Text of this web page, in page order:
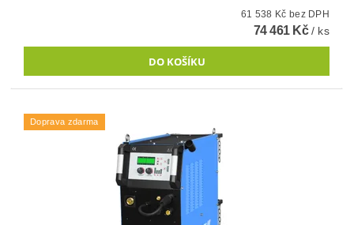
61 538 Kč bez DPH
74 461 Kč/ ks
Doprava zdarma